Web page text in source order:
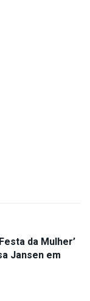
da Mulher’
Jansen em